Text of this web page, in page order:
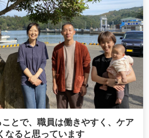
とで、職員は働きやすく、ケア
なると思っています